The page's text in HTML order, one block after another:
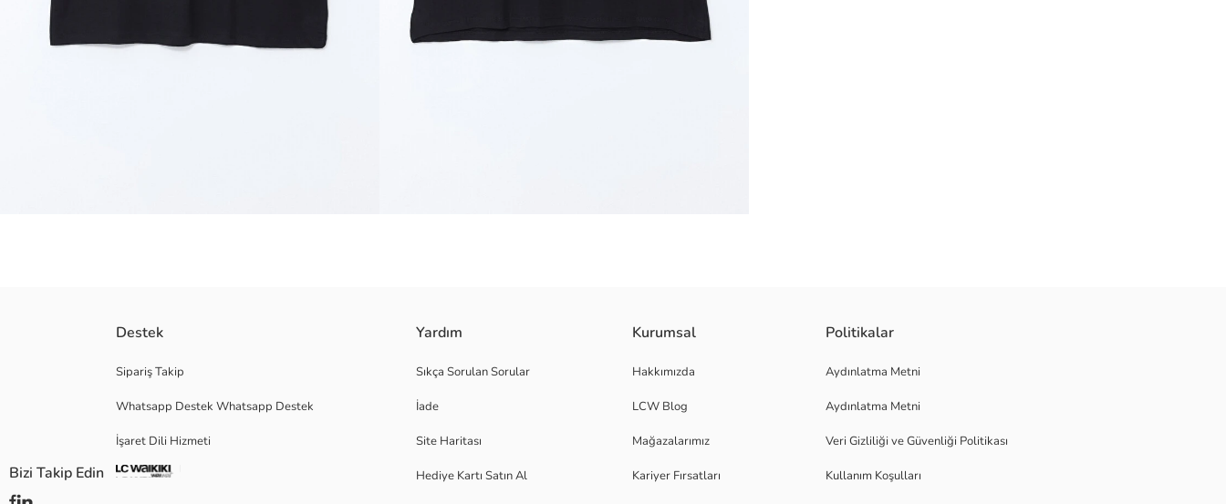
Destek
Sipariş Takip
Whatsapp Destek Whatsapp Destek
İşaret Dili Hizmeti
Yardım
Sıkça Sorulan Sorular
İade
Site Haritası
Hediye Kartı Satın Al
Kurumsal
Hakkımızda
LCW Blog
Mağazalarımız
Kariyer Fırsatları
Politikalar
Aydınlatma Metni
Aydınlatma Metni
Veri Gizliliği ve Güvenliği Politikası
Kullanım Koşulları
Bizi Takip Edin